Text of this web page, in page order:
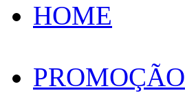
HOME
PROMOÇÃO